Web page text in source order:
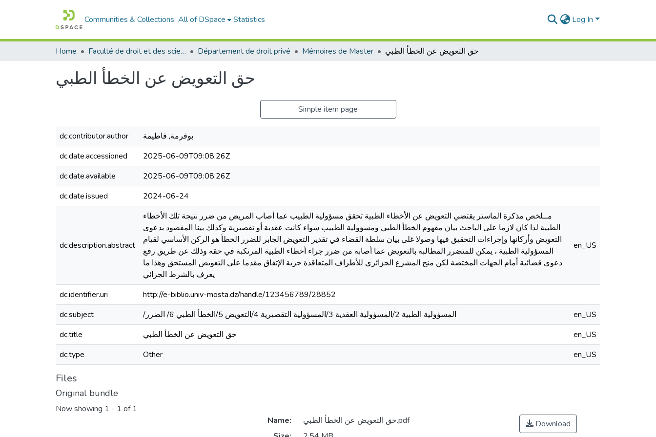
Communities & Collections All of DSpace Statistics Log In
Home Faculté de droit et des sciences politiques Département de droit privé Mémoires de Master حق التعويض عن الخطأ الطبي
حق التعويض عن الخطأ الطبي
Simple item page
dc.contributor.author
بوفرمة, فاطيمة
dc.date.accessioned
2025-06-09T09:08:26Z
dc.date.available
2025-06-09T09:08:26Z
dc.date.issued
2024-06-24
dc.description.abstract
مــلخص مذكرة الماستر يقتضي التعويض عن الأخطاء الطبية تحقق مسؤولية الطبيب عما أصاب المريض من ضرر نتيجة تلك الأخطاء
الطبية لذا كان لازما على الباحث بيان مفهوم الخطأ الطبي ومسؤولية الطبيب سواء كانت عقدية أو تقصيرية وكذلك بينا المقصود بدعوى
التعويض وأركانها وإجراءات التحقيق فيها وصولا غلى بيان سلطة القضاء في تقدير التعويض الجابر للضرر الخطأ هو الركن الأساسي لقيام
المسؤولية الطبية ، يمكن للمتضرر المطالبة بالتعويض عما أصابه من ضرر جراء أخطاء الطبية المرتكبة في حقه وذلك عن طريق رفع
دعوى قضائية أمام الجهات المختصة لكن منح المشرع الجزائري للأطراف المتعاقدة حرية الإتفاق مقدما على التعويض المستحق وهذا ما
يعرف بالشرط الجزائي
en_US
dc.identifier.uri
http://e-biblio.univ-mosta.dz/handle/123456789/28852
dc.subject
/المسؤولية الطبية 2/المسؤولية العقدية 3/المسؤولية التقصيرية 4/التعويض 5/الخطأ الطبي 6/ الضرر
en_US
dc.title
حق التعويض عن الخطأ الطبي
en_US
dc.type
Other en_US
Files
Original bundle
Now showing 1 - 1 of 1
Name:
حق التعويض عن الخطأ الطبي.pdf
Download